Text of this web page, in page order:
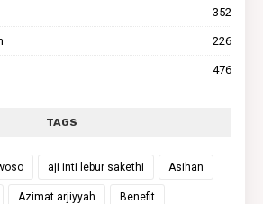
352
226
476
TAGS
aji inti lebur sakethi Asihan
Azimat arjiyyah Benefit